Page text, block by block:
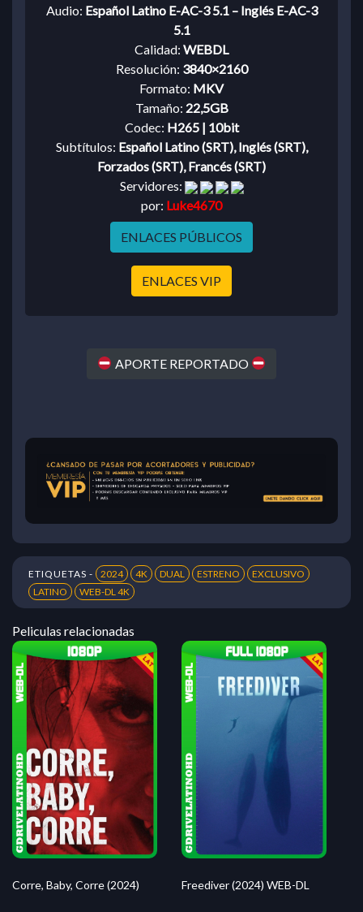
Audio: Español Latino E-AC-3 5.1 – Inglés E-AC-3
5.1
Calidad: WEBDL
Resolución: 3840×2160
Formato: MKV
Tamaño: 22,5GB
Codec: H265 | 10bit
Subtítulos: Español Latino (SRT), Inglés (SRT),
Forzados (SRT), Francés (SRT)
Servidores:
por: Luke4670
ENLACES PÚBLICOS
ENLACES VIP
APORTE REPORTADO
ETIQUETAS - 2024 4K DUAL ESTRENO
EXCLUSIVO
LATINO
WEB-DL 4K
Peliculas relacionadas
Corre, Baby, Corre (2024) Freediver (2024) WEB-DL